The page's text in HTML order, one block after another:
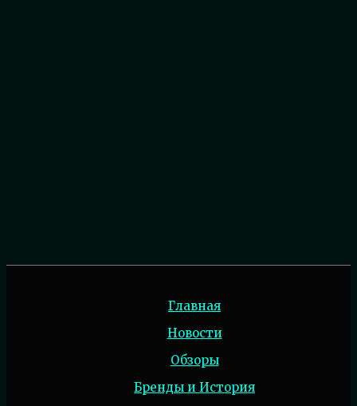
Главная
Новости
Обзоры
Бренды и История